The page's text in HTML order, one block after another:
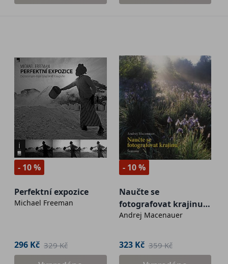
- 10 %
Perfektní expozice
Michael Freeman
296 Kč 329 Kč
- 10 %
Naučte se
fotografovat krajinu -
Šumava
Andrej Macenauer
323 Kč 359 Kč